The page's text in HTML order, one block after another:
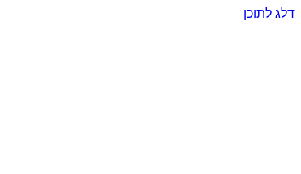
דלג לתוכן